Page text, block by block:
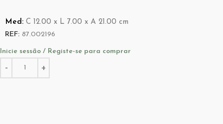
Med: C 12.00 x L 7.00 x A 21.00 cm
REF: 87.002196
Inicie sessão / Registe-se para comprar